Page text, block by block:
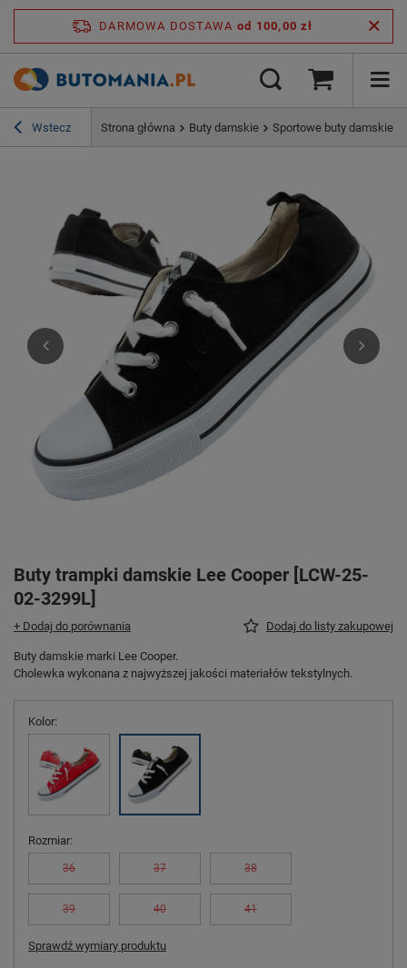
DARMOWA DOSTAWA od 100,00 zł
Wstecz Strona główna Buty damskie Sportowe buty damskie
Buty trampki damskie Lee Cooper [LCW-25-
02-3299L]
+ Dodaj do porównania Dodaj do listy zakupowej
Buty damskie marki Lee Cooper.
Cholewka wykonana z najwyższej jakości materiałów tekstylnych.
Kolor
Rozmiar
36 37 38
39 40 41
Sprawdź wymiary produktu